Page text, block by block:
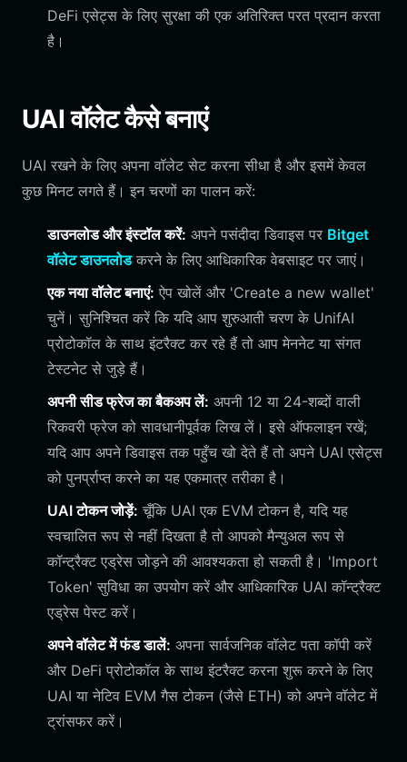
DeFi एसेट्स के लिए सुरक्षा की एक अतिरिक्त परत प्रदान करता
है।
UAI वॉलेट कैसे बनाएं
UAI रखने के लिए अपना वॉलेट सेट करना सीधा है और इसमें केवल
कुछ मिनट लगते हैं। इन चरणों का पालन करें:
डाउनलोड और इंस्टॉल करें: अपने पसंदीदा डिवाइस पर Bitget
वॉलेट डाउनलोडकरने के लिए आधिकारिक वेबसाइट पर जाएं।
एक नया वॉलेट बनाएं: ऐप खोलें और 'Create a new wallet'
चुनें। सुनिश्चित करें कि यदि आप शुरुआती चरण के UnifAI
प्रोटोकॉल के साथ इंटरैक्ट कर रहे हैं तो आप मेननेट या संगत
टेस्टनेट से जुड़े हैं।
अपनी सीड फ्रेज का बैकअप लें: अपनी 12 या 24-शब्दों वाली
रिकवरी फ्रेज को सावधानीपूर्वक लिख लें। इसे ऑफलाइन रखें;
यदि आप अपने डिवाइस तक पहुँच खो देते हैं तो अपने UAI एसेट्स
को पुनर्प्राप्त करने का यह एकमात्र तरीका है।
UAI टोकन जोड़ें: चूँकि UAI एक EVM टोकन है, यदि यह
स्वचालित रूप से नहीं दिखता है तो आपको मैन्युअल रूप से
कॉन्ट्रैक्ट एड्रेस जोड़ने की आवश्यकता हो सकती है। 'Import
Token' सुविधा का उपयोग करें और आधिकारिक UAI कॉन्ट्रैक्ट
एड्रेस पेस्ट करें।
अपने वॉलेट में फंड डालें: अपना सार्वजनिक वॉलेट पता कॉपी करें
और DeFi प्रोटोकॉल के साथ इंटरैक्ट करना शुरू करने के लिए
UAI या नेटिव EVM गैस टोकन (जैसे ETH) को अपने वॉलेट में
ट्रांसफर करें।